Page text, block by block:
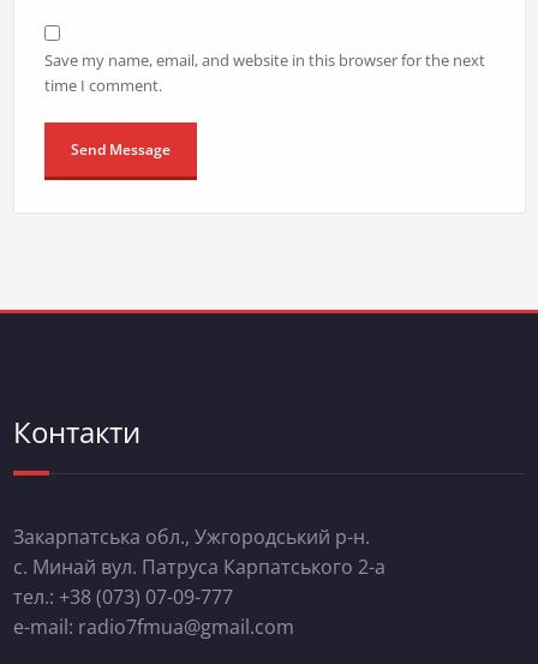
Save my name, email, and website in this browser for the next
time I comment.
Контакти
Закарпатська обл., Ужгородський р-н.
с. Минай вул. Патруса Карпатського 2-а
тел.: +38 (073) 07-09-777
e-mail: radio7fmua@gmail.com